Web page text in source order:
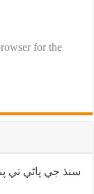
for the
سنڌ جي پاڻي تي